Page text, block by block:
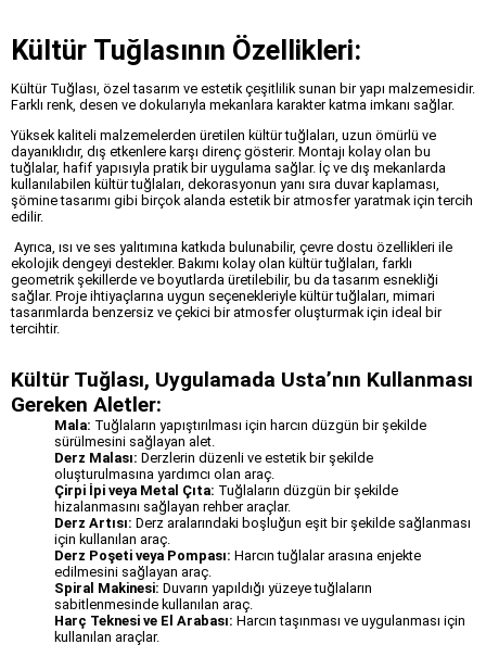
Kültür Tuğlasının Özellikleri:
Kültür Tuğlası, özel tasarım ve estetik çeşitlilik sunan bir yapı malzemesidir.
Farklı renk, desen ve dokularıyla mekanlara karakter katma imkanı sağlar.
Yüksek kaliteli malzemelerden üretilen kültür tuğlaları, uzun ömürlü ve
dayanıklıdır, dış etkenlere karşı direnç gösterir. Montajı kolay olan bu
tuğlalar, hafif yapısıyla pratik bir uygulama sağlar. İç ve dış mekanlarda
kullanılabilen kültür tuğlaları, dekorasyonun yanı sıra duvar kaplaması,
şömine tasarımı gibi birçok alanda estetik bir atmosfer yaratmak için tercih
edilir.
Ayrıca, ısı ve ses yalıtımına katkıda bulunabilir, çevre dostu özellikleri ile
ekolojik dengeyi destekler. Bakımı kolay olan kültür tuğlaları, farklı
geometrik şekillerde ve boyutlarda üretilebilir, bu da tasarım esnekliği
sağlar. Proje ihtiyaçlarına uygun seçenekleriyle kültür tuğlaları, mimari
tasarımlarda benzersiz ve çekici bir atmosfer oluşturmak için ideal bir
tercihtir.
Kültür Tuğlası, Uygulamada Usta’nın Kullanması
Gereken Aletler:
Mala: Tuğlaların yapıştırılması için harcın düzgün bir şekilde
sürülmesini sağlayan alet.
Derz Malası: Derzlerin düzenli ve estetik bir şekilde
oluşturulmasına yardımcı olan araç.
Çirpi İpi veya Metal Çıta: Tuğlaların düzgün bir şekilde
hizalanmasını sağlayan rehber araçlar.
Derz Artısı: Derz aralarındaki boşluğun eşit bir şekilde sağlanması
için kullanılan araç.
Derz Poşeti veya Pompası: Harcın tuğlalar arasına enjekte
edilmesini sağlayan araç.
Spiral Makinesi: Duvarın yapıldığı yüzeye tuğlaların
sabitlenmesinde kullanılan araç.
Harç Teknesi ve El Arabası: Harcın taşınması ve uygulanması için
kullanılan araçlar.